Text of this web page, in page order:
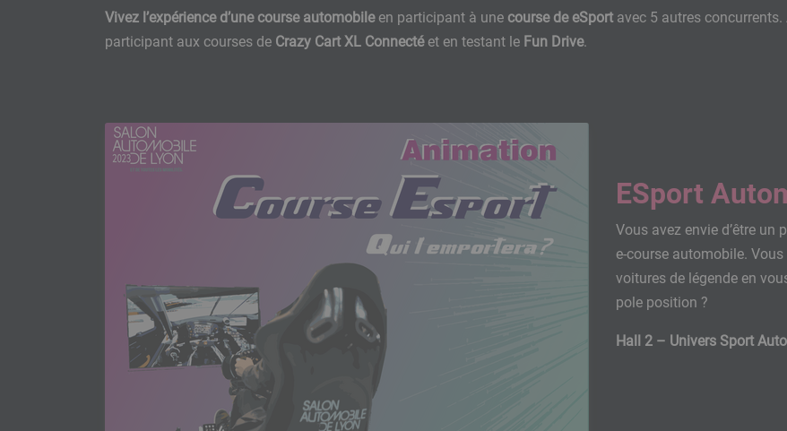
Vivez l’expérience d’une course automobileen participant à une course de eSportavec 5 autres
participant aux courses de Crazy Cart XL Connectéet en testant le Fun Drive.
Modules
éditoriaux
ESport
Vous avez envie d’être un
e-course automobile.
voitures de légende en
pole position ?
Hall 2 – Univers Sport